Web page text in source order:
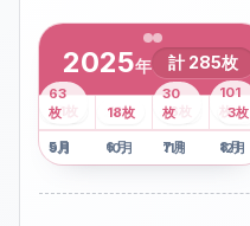
2025年 計 285枚
1月
2枚 2月 3月 4月
8枚
5月
41 枚
6月
13枚
7月
6枚
8月
101
枚
9月
63
枚
10月
18枚
11月
30
枚
12月
3枚